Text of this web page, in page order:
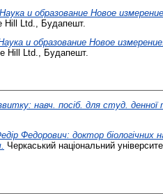
Наука и образование Новое
Hill Ltd., Будапешт.
и образование Новое
Hill Ltd., Будапешт.
навч. посіб. для студ.
Федорович: доктор біологічних
Черкаський національний